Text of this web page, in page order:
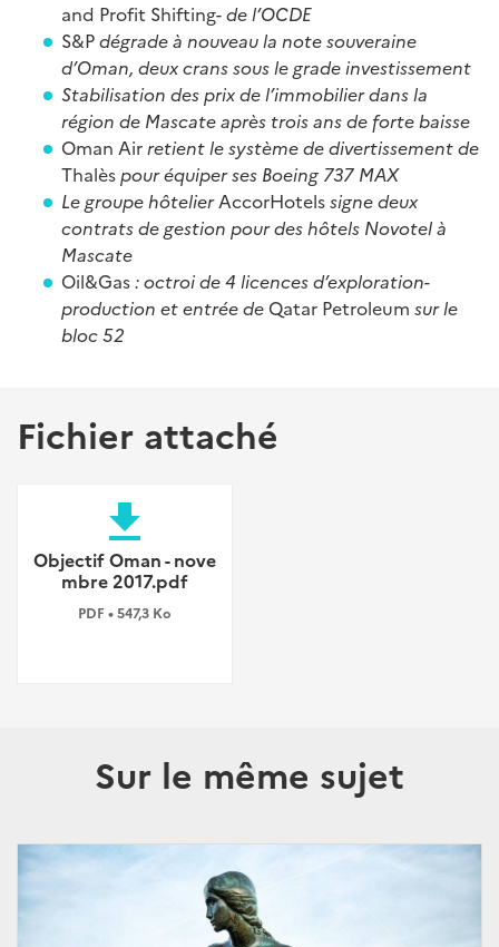
and Profit Shifting-de l’OCDE
S&Pdégrade à nouveau la note souveraine
d’Oman, deux crans sous le grade investissement
Stabilisation des prix de l’immobilier dans la
région de Mascate après trois ans de forte baisse
Oman Air retient le système de divertissement de
Thalès pour équiper ses Boeing 737 MAX
Le groupe hôtelierAccorHotelssigne deux
contrats de gestion pour des hôtels Novotel à
Mascate
Oil&Gas: octroi de 4 licences d’exploration-
production et entrée de Qatar Petroleum sur le
bloc 52
Fichier attaché
file_download
Objectif Oman - nove
mbre 2017.pdf
PDF • 547,3 Ko
Sur le même sujet